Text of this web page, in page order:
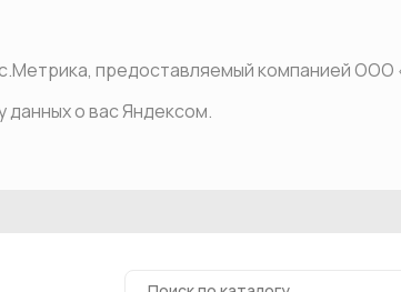
предоставляемый компанией ООО
данных о вас Яндексом.